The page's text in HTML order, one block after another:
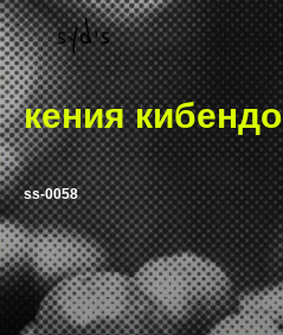
кения кибендо
ss-0058